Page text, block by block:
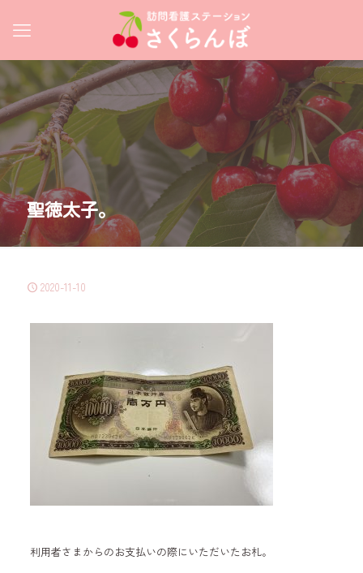
聖徳太子。
2020-11-10
利用者さまからのお支払いの際にいただいたお札。